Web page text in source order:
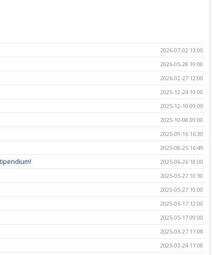
2026-07-02 13:00
2026-05-28 19:00
2026-02-27 12:00
2025-12-24 10:00
2025-12-10 09:00
2025-10-08 09:00
2025-09-16 16:30
2025-08-25 16:49
2025-06-26 18:00
2025-05-27 10:30
2025-05-27 10:00
2025-05-17 12:00
2025-05-17 09:00
2025-03-27 17:08
2025-03-24 17:08